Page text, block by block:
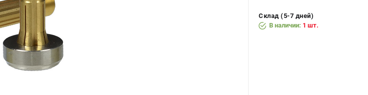
Склад (5-7 дней)
В наличии: 1 шт.